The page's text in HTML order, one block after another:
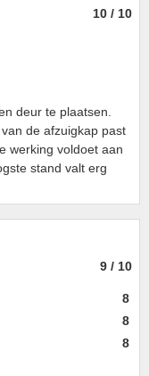
10 / 10
deur te plaatsen.
de afzuigkap past
werking voldoet aan
stand valt erg
9 / 10
8
8
8